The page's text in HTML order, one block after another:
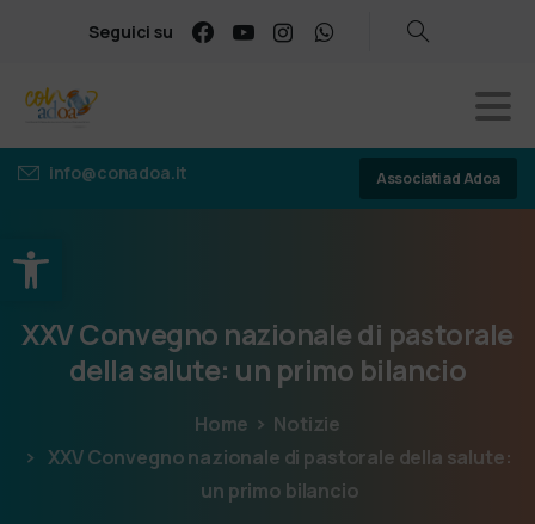
Apri la barra degli strumenti
Seguici su
info@conadoa.it Associati ad Adoa
XXVConvegno nazionaledi pastorale
dellasalute: un primo bilancio
Home
Notizie
XXV Convegno nazionale di pastorale della salute:
un primo bilancio